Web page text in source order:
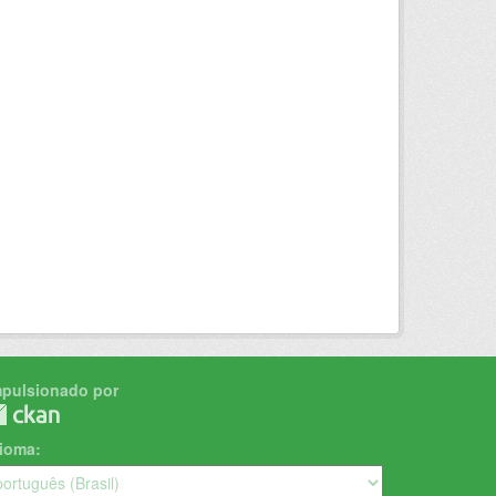
por